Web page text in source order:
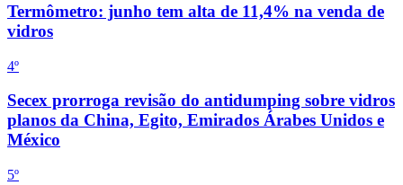
Termômetro: junho tem alta de 11,4% na venda de
vidros
4º
Secex prorroga revisão do antidumping sobre vidros
planos da China, Egito, Emirados Árabes Unidos e
México
5º